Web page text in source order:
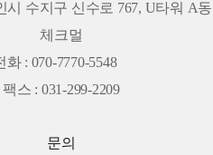
시 수지구 신수로 767, U타워 A
체크멀
화 : 070-7770-5548
팩스 : 031-299-2209
문의